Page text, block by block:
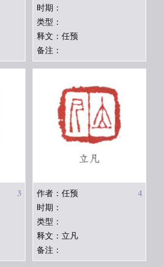
时期：
类型：
释文：任预
备注：
3 4
作者：任预
时期：
类型：
释文：立凡
备注：